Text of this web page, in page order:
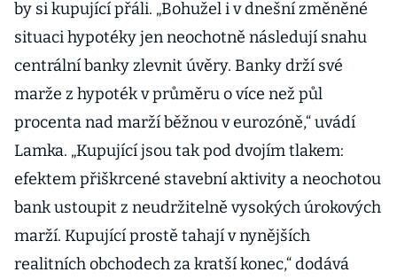
by si kupující přáli. „Bohužel i v dnešní změněné
situaci hypotéky jen neochotně následují snahu
centrální banky zlevnit úvěry. Banky drží své
marže z hypoték v průměru o více než půl
procenta nad marží běžnou v eurozóně,“ uvádí
Lamka. „Kupující jsou tak pod dvojím tlakem:
efektem přiškrcené stavební aktivity a neochotou
bank ustoupit z neudržitelně vysokých úrokových
marží. Kupující prostě tahají v nynějších
realitních obchodech za kratší konec,“ dodává